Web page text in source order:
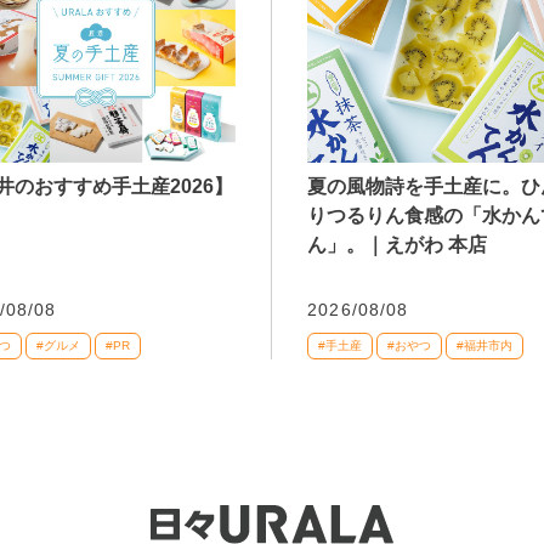
のおすすめ手土産2026】
08/08
#グルメ #PR
夏の風物詩を手土産に。
りつるりん食感の「水か
ん」。｜えがわ 本店
2026/08/08
#手土産 #おやつ #福井市内